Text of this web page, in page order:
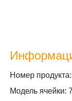
Номер
Модель ячейки: